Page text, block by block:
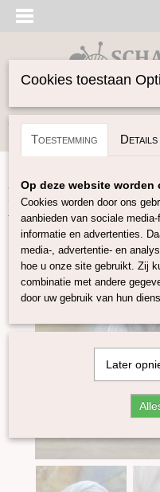
Inloggen Registreren
Home>Vilten>Kleuren-
Grijze alpaca tussah zijde
Cookies toestaan
Toestemming Details
Op deze website
Cookies worden door ons
aanbieden van sociale
informatie en advertenties.
media-, advertentie- en
hoe u onze site gebruikt. Zij
combinatie met andere
door uw gebruik van hun
Later